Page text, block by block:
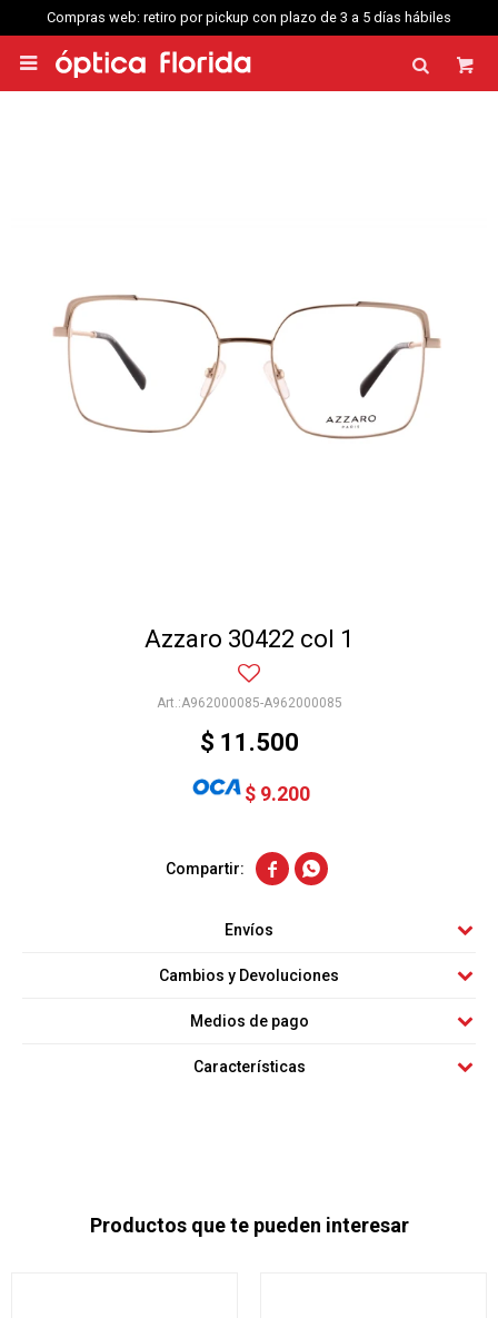
Compras web: retiro por pickup con plazo de 3 a 5 días hábiles

Azzaro 30422 col 1
A962000085-A962000085
$ 11.500
$ 9.200
 
Envíos
Cambios y Devoluciones
Medios de pago
Características
Productos que te pueden interesar